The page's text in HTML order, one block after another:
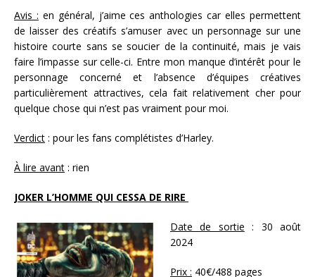
Avis : en général, j’aime ces anthologies car elles permettent
de laisser des créatifs s’amuser avec un personnage sur une
histoire courte sans se soucier de la continuité, mais je vais
faire l’impasse sur celle-ci. Entre mon manque d’intérêt pour le
personnage concerné et l’absence d’équipes créatives
particulièrement attractives, cela fait relativement cher pour
quelque chose qui n’est pas vraiment pour moi.
Verdict : pour les fans complétistes d’Harley.
À lire avant : rien
JOKER L’HOMME QUI CESSA DE RIRE
Date de sortie : 30 août
2024
Prix : 40€/488 pages